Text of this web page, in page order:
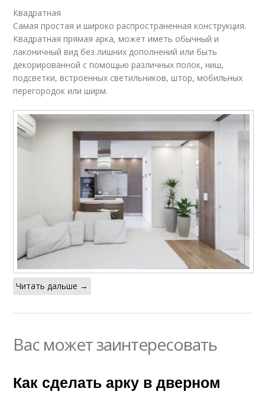
Квадратная
Самая простая и широко распространенная конструкция.
Квадратная прямая арка, может иметь обычный и
лаконичный вид без лишних дополнений или быть
декорированной с помощью различных полок, ниш,
подсветки, встроенных светильников, штор, мобильных
перегородок или ширм.
Читать дальше →
Вас может заинтересовать
Как сделать арку в дверном